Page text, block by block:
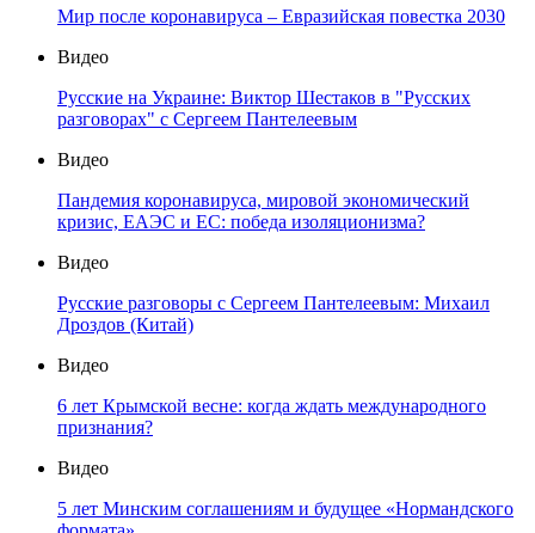
Мир после коронавируса – Евразийская повестка 2030
Видео
Русские на Украине: Виктор Шестаков в "Русских
разговорах" с Сергеем Пантелеевым
Видео
Пандемия коронавируса, мировой экономический
кризис, ЕАЭС и ЕС: победа изоляционизма?
Видео
Русские разговоры с Сергеем Пантелеевым: Михаил
Дроздов (Китай)
Видео
6 лет Крымской весне: когда ждать международного
признания?
Видео
5 лет Минским соглашениям и будущее «Нормандского